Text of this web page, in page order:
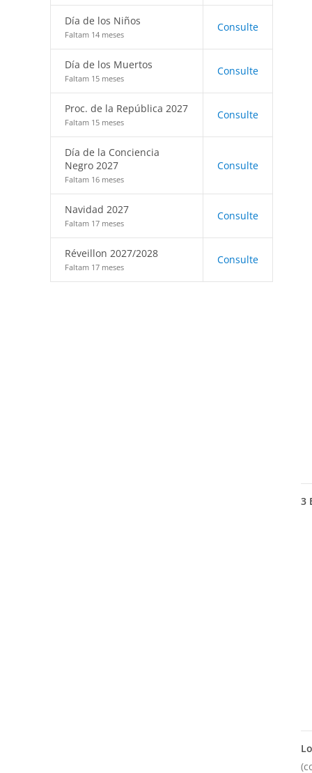
Día de los Niños
Faltam 14 meses
Consulte
Día de los Muertos
Faltam 15 meses
Consulte
Proc. de la República 2027
Faltam 15 meses
Consulte
Día de la Conciencia
Negro 2027
Faltam 16 meses
Consulte
Navidad 2027
Faltam 17 meses
Consulte
Réveillon 2027/2028
Faltam 17 meses
Consulte
3